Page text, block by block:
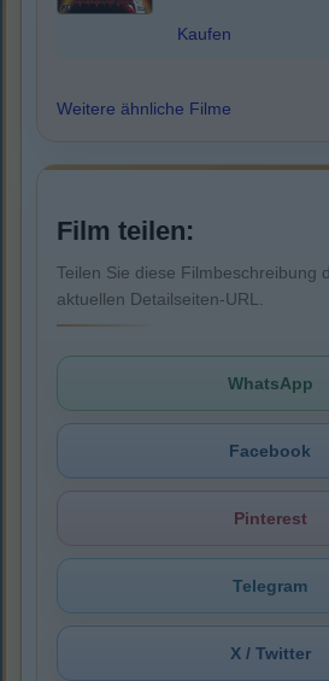
Kaufen
Weitere ähnliche Filme
Film teilen:
Teilen Sie diese Filmbeschreibung
aktuellen Detailseiten-URL.
WhatsApp
Facebook
Pinterest
Telegram
X / Twitter